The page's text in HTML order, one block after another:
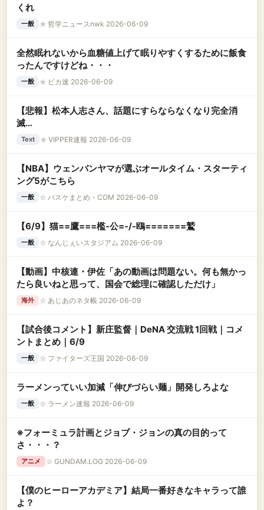
くれ
一般 ★ 哲学ニュースnwk 2026-06-09
全然眠れないから血糖値上げて眠りやすくするために飯食
ったんですけどね・・・
一般 ★ ピカ速 2026-06-09
【悲報】松本人志さん、話題にすらならなくなり完全消
滅…
Text ★ VIPPER速報 2026-06-09
【NBA】ウェンバンヤマが選ぶオールタイム・スターティ
ング5がこちら
一般 ☆ バスケまとめ・COM 2026-06-09
【6/9】猫==鷹===檻-公=-/-鴎=======鷲
一般 ☆ なんじぇいスタジアム 2026-06-09
【動画】中核連・伊佐「あの動画は問題ない。何も無かっ
たら良いねと思って、国会で総理に確認しただけ」
海外 ☆ あじあのネタ帳 2026-06-09
【試合後コメント】新庄監督｜DeNA 交流戦 1回戦｜コメ
ントまとめ｜6/9
一般 ☆ ファイターズ王国 2026-06-09
ラーメンっていい加減「伸びづらい麺」開発しろよな
一般 ☆ ラーメン速報 2026-06-09
※フォーミュラ計画とジョブ・ジョンの真の目的って
さ・・・？
アニメ ☆ GUNDAM.LOG 2026-06-09
【僕のヒーローアカデミア】結局一番好きなキャラって誰
よ？